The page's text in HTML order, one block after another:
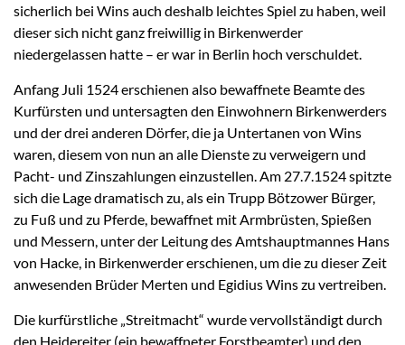
sicherlich bei Wins auch deshalb leichtes Spiel zu haben, weil
dieser sich nicht ganz freiwillig in Birkenwerder
niedergelassen hatte – er war in Berlin hoch verschuldet.
Anfang Juli 1524 erschienen also bewaffnete Beamte des
Kurfürsten und untersagten den Einwohnern Birkenwerders
und der drei anderen Dörfer, die ja Untertanen von Wins
waren, diesem von nun an alle Dienste zu verweigern und
Pacht- und Zinszahlungen einzustellen. Am 27.7.1524 spitzte
sich die Lage dramatisch zu, als ein Trupp Bötzower Bürger,
zu Fuß und zu Pferde, bewaffnet mit Armbrüsten, Spießen
und Messern, unter der Leitung des Amtshauptmannes Hans
von Hacke, in Birkenwerder erschienen, um die zu dieser Zeit
anwesenden Brüder Merten und Egidius Wins zu vertreiben.
Die kurfürstliche „Streitmacht“ wurde vervollständigt durch
den Heidereiter (ein bewaffneter Forstbeamter) und den